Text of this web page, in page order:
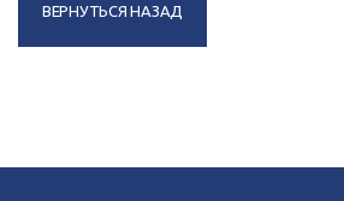
ВЕРНУТЬСЯ НАЗАД